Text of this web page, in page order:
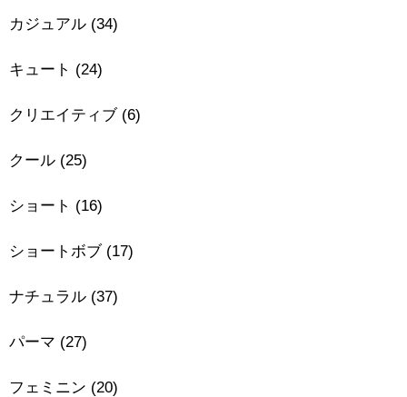
カジュアル (34)
キュート (24)
クリエイティブ(6)
クール (25)
ショート (16)
ショートボブ(17)
ナチュラル (37)
パーマ (27)
フェミニン (20)